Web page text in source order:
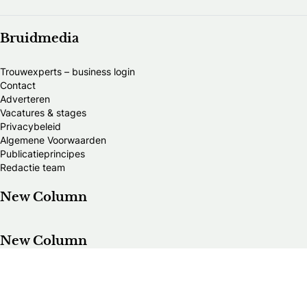
Bruidmedia
Trouwexperts – business login
Contact
Adverteren
Vacatures & stages
Privacybeleid
Algemene Voorwaarden
Publicatieprincipes
Redactie team
New Column
New Column